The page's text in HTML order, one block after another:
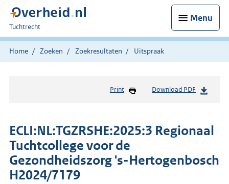
Menu
U
bent
hier:
Tuchtrecht
Home Zoeken Zoekresultaten Uitspraak
Print Download PDF
ECLI:NL:TGZRSHE:2025:3 Regionaal
Tuchtcollege voor de
Gezondheidszorg 's-Hertogenbosch
H2024/7179